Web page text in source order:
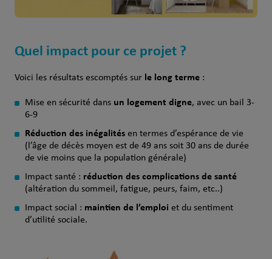
Quel impact pour ce projet ?
Voici les résultats escomptés sur le long terme:
Mise en sécurité dans un logement digne, avec un bail 3-
6-9
Réduction des inégalitésen termes d’espérance de vie
(l’âge de décès moyen est de 49 ans soit 30 ans de durée
de vie moins que la population générale)
Impact santé : réduction des complications de santé
(altération du sommeil, fatigue, peurs, faim, etc..)
Impact social : maintien de l’emploi et du sentiment
d’utilité sociale.